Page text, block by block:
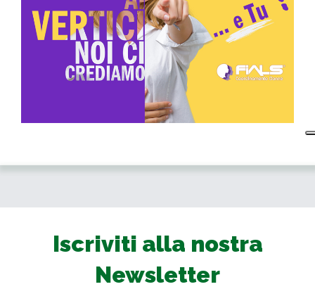
Iscriviti alla nostra
Newsletter